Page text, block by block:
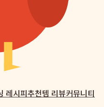
레시피추천템 리뷰커뮤니티